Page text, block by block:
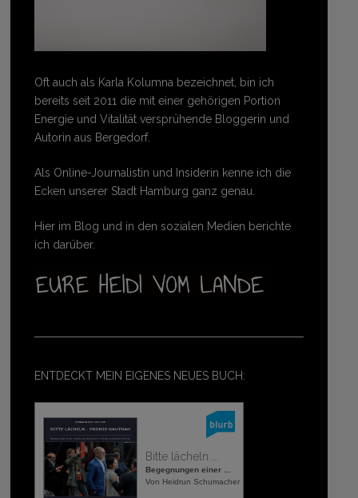
Oft auch als Karla Kolumna bezeichnet, bin ich
bereits seit 2011 die mit einer gehörigen Portion
Energie und Vitalität versprühende Bloggerin und
Autorin aus Bergedorf.
Als Online-Journalistin und Insiderin kenne ich die
Ecken unserer Stadt Hamburg ganz genau.
Hier im Blog und in den sozialen Medien berichte
ich darüber.
ENTDECKT MEIN EIGENES NEUES BUCH:
Bitte lächeln ...
Begegnungen einer ...
Von Heidrun Schumacher